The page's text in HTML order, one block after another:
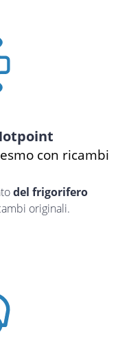
con ricambi
del frigorifero
originali.